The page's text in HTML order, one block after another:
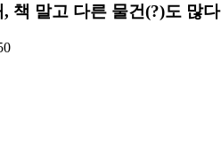
책 말고 다른 물건(?)도 많다